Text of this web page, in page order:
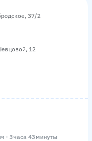
37/2
12
· 3 часа 43 минуты